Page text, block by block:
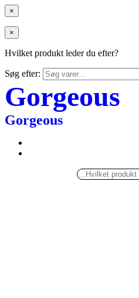
×
×
Hvilket produkt leder du efter?
Søg efter:
Gorgeous
Gorgeous